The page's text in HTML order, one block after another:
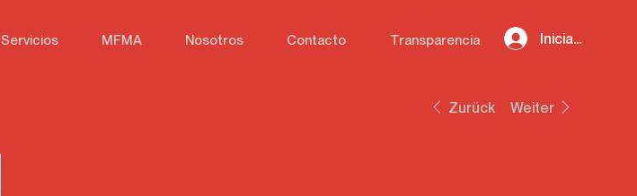
Servicios MFMA Nosotros Contacto Transparencia Iniciar sesión
Zurück Weiter